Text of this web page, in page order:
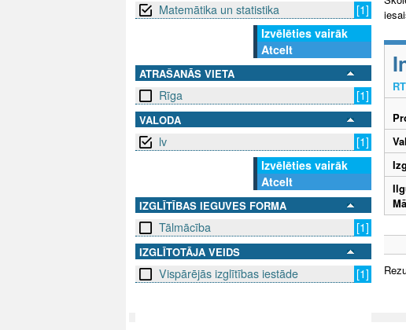
Matemātika un statistika
[1]
Izvēlēties vairāk
Atcelt
ATRAŠANĀS VIETA
Rīga [1]
VALODA
lv
[1]
Izvēlēties vairāk
Atcelt
IZGLĪTĪBAS IEGUVES FORMA
Tālmācība [1]
IZGLĪTOTĀJA VEIDS
Vispārējās izglītības iestāde [1]